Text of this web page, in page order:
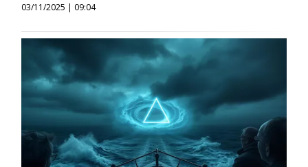
03/11/2025 | 09:04